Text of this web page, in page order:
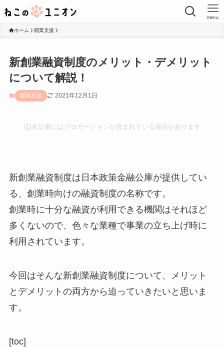
menu
ホーム 開業支援
新創業融資制度のメリット・デメリット
について解説！
開業支援 2021年12月1日
本記事にはプロモーションが含まれている場合があります
新創業融資制度は日本政策金融公庫が提供してい
る、創業時向けの融資制度の名称です。
創業時に十分な融資が利用できる機関はそれほど
多くないので、色々な業種で事業の立ち上げ時に
利用されています。
今回はそんな新創業融資制度について、メリット
とデメリット の両方から迫っていきたいと思いま
す。
[toc]